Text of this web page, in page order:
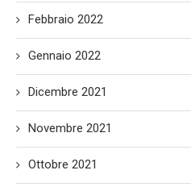
Febbraio 2022
Gennaio 2022
Dicembre 2021
Novembre 2021
Ottobre 2021